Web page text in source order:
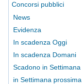
Concorsi pubblici
News
Evidenza
In scadenza Oggi
In scadenza Domani
Scadono in Settimana
in Settimana prossima